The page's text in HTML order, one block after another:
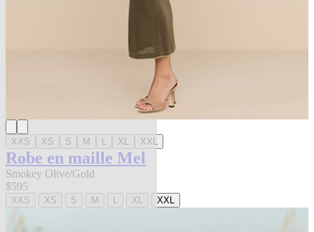
XXS XS S M XL XXL
Robe en maille Mel
Smokey Olive/Gold
$595
XXS XS S M XL XXL